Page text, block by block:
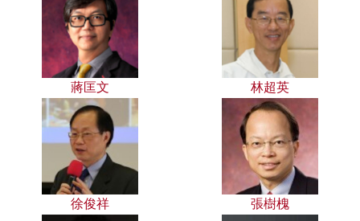
蔣匡文 林超英
徐俊祥 張樹槐